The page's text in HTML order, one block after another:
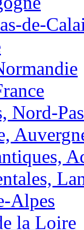
de-
Nord-
Alpes
la Loire